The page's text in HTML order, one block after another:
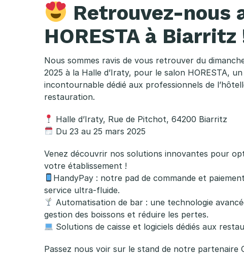
Retrouvez-nous
HORESTA à Biarritz
Nous sommes ravis de vous retrouver du
2025 à la Halle d’Iraty, pour le salon HORESTA,
incontournable dédié aux professionnels de
restauration.
Halle d’Iraty, Rue de Pitchot, 64200 Biarritz
Du 23 au 25 mars 2025
Venez découvrir nos solutions innovantes pour
votre établissement !
HandyPay : notre pad de commande et
service ultra-fluide.
Automatisation de bar : une technologie
gestion des boissons et réduire les pertes.
Solutions de caisse et logiciels dédiés aux
Passez nous voir sur le stand de notre partenaire